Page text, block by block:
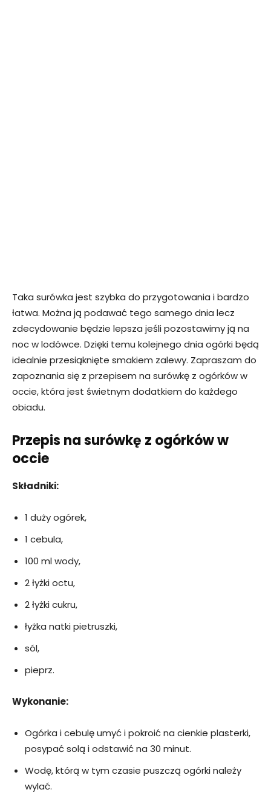
Taka surówka jest szybka do przygotowania i bardzo
łatwa. Można ją podawać tego samego dnia lecz
zdecydowanie będzie lepsza jeśli pozostawimy ją na
noc w lodówce. Dzięki temu kolejnego dnia ogórki będą
idealnie przesiąknięte smakiem zalewy. Zapraszam do
zapoznania się z przepisem na surówkę z ogórków w
occie, która jest świetnym dodatkiem do każdego
obiadu.
Przepis na surówkę z ogórków w
occie
Składniki:
1 duży ogórek,
1 cebula,
100 ml wody,
2 łyżki octu,
2 łyżki cukru,
łyżka natki pietruszki,
sól,
pieprz.
Wykonanie:
Ogórka i cebulę umyć i pokroić na cienkie plasterki,
posypać solą i odstawić na 30 minut.
Wodę, którą w tym czasie puszczą ogórki należy
wylać.